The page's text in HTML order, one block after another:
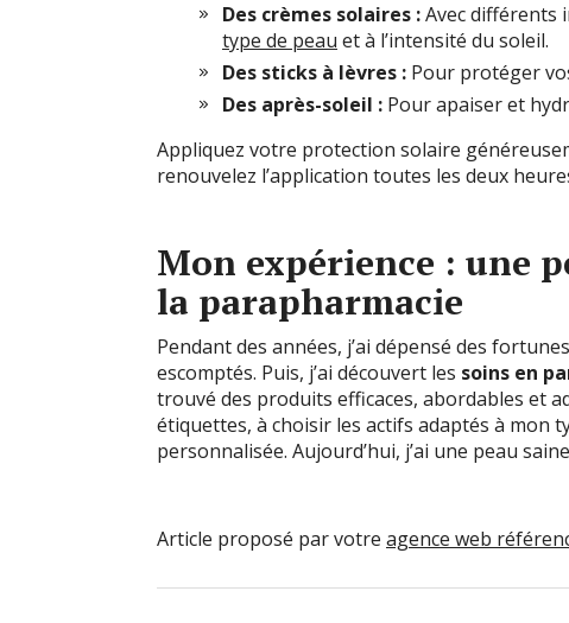
Des crèmes solaires :Avec différents
type de peau et à l’intensité du soleil.
Des sticks à lèvres : Pour protéger
Des après-soleil : Pour apaiser et
Appliquez votre protection solaire
renouvelez l’application toutes les deux
Mon expérience : une
la parapharmacie
Pendant des années, j’ai dépensé des
escomptés. Puis, j’ai découvert les soins en
trouvé des produits efficaces, abordables et
étiquettes, à choisir les actifs adaptés à mon
personnalisée. Aujourd’hui, j’ai une peau
Article proposé par votre agence web